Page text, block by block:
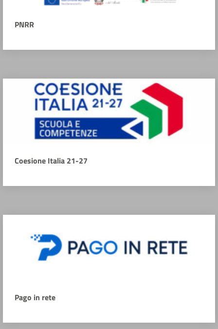
PNRR
Coesione Italia 21-27
Pago in rete